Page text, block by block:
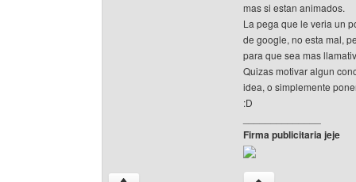
mas si estan animados.
La pega que le veria un
de google, no esta mal,
para que sea mas
Quizas motivar algun
idea, o simplemente
:D
Firma publicitaria jeje